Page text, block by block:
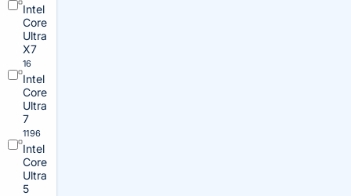
Intel
Core
Ultra
X7
16
Intel
Core
Ultra
7
1196
Intel
Core
Ultra
5